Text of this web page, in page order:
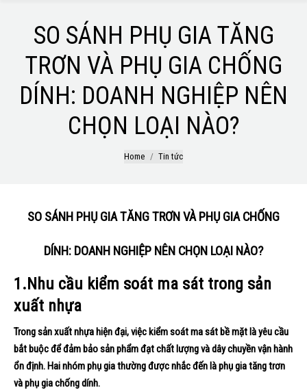
SO SÁNH PHỤ GIA TĂNG
TRƠN VÀ PHỤ GIA CHỐNG
DÍNH: DOANH NGHIỆP NÊN
CHỌN LOẠI NÀO?
Home Tin tức
SO SÁNH PHỤ GIA TĂNG TRƠN VÀ PHỤ GIA CHỐNG
DÍNH: DOANH NGHIỆP NÊN CHỌN LOẠI NÀO?
1.Nhu cầu kiểm soát ma sát trong sản
xuất nhựa
Trong sản xuất nhựa hiện đại, việc kiểm soát ma sát bề mặt là yêu cầu
bắt buộc để đảm bảo sản phẩm đạt chất lượng và dây chuyền vận hành
ổn định. Hai nhóm phụ gia thường được nhắc đến là phụ gia tăng trơn
và phụ gia chống dính.